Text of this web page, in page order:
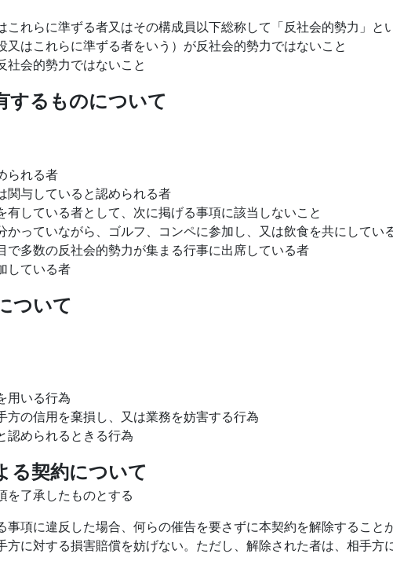
れらに準ずる者又はその構成員以下総称して「反社会的勢力」と
はこれらに準ずる者をいう）が反社会的勢力ではないこと
社会的勢力ではないこと
するものについて
られる者
関与していると認められる者
している者として、次に掲げる事項に該当しないこと
っていながら、ゴルフ、コンペに参加し、又は飲食を共にしてい
多数の反社会的勢力が集まる行事に出席している者
している者
ついて
用いる行為
の信用を棄損し、又は業務を妨害する行為
認められるときる行為
る契約について
を了承したものとする
項に違反した場合、何らの催告を要さずに本契約を解除することが
に対する損害賠償を妨げない。ただし、解除された者は、相手方